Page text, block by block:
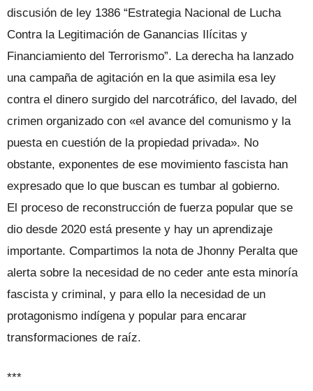
discusión de ley 1386 “Estrategia Nacional de Lucha
Contra la Legitimación de Ganancias Ilícitas y
Financiamiento del Terrorismo”. La derecha ha lanzado
una campaña de agitación en la que asimila esa ley
contra el dinero surgido del narcotráfico, del lavado, del
crimen organizado con «el avance del comunismo y la
puesta en cuestión de la propiedad privada». No
obstante, exponentes de ese movimiento fascista han
expresado que lo que buscan es tumbar al gobierno.
El proceso de reconstrucción de fuerza popular que se
dio desde 2020 está presente y hay un aprendizaje
importante. Compartimos la nota de Jhonny Peralta que
alerta sobre la necesidad de no ceder ante esta minoría
fascista y criminal, y para ello la necesidad de un
protagonismo indígena y popular para encarar
transformaciones de raíz.
***